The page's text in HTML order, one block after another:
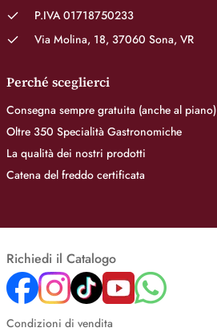
P.IVA 01718750233
Via Molina, 18, 37060 Sona, VR
Perché sceglierci
Consegna sempre gratuita (anche al piano)
Oltre 350 Specialità Gastronomiche
La qualità dei nostri prodotti
Catena del freddo certificata
Richiedi il Catalogo
Condizioni di vendita